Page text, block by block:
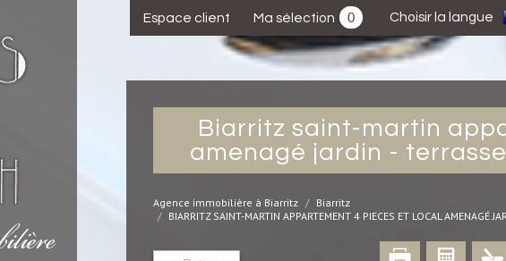
Espace client Ma sélection 0 Choisir la langue
biarritz saint-martin appartement 4 pieces et local
amenagé jardin -
Agence immobilière à Biarritz
Biarritz
BIARRITZ SAINT-MARTIN APPARTEMENT 4 PIECES ET LOCAL AMENAGÉ